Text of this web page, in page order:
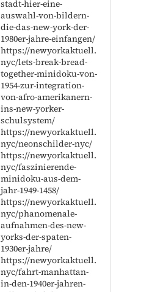
stadt-hier-eine-
auswahl-von-bildern-
die-das-new-york-der-
1980er-jahre-einfangen/
https://newyorkaktuell.
nyc/lets-break-bread-
together-minidoku-von-
1954-zur-integration-
von-afro-amerikanern-
ins-new-yorker-
schulsystem/
https://newyorkaktuell.
nyc/neonschilder-nyc/
https://newyorkaktuell.
nyc/faszinierende-
minidoku-aus-dem-
jahr-1949-1458/
https://newyorkaktuell.
nyc/phanomenale-
aufnahmen-des-new-
yorks-der-spaten-
1930er-jahre/
https://newyorkaktuell.
nyc/fahrt-manhattan-
in-den-1940er-jahren-